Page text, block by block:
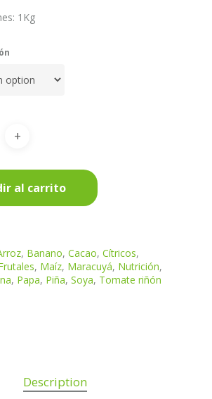
1Kg
al carrito
, Banano, Cacao, Cítricos,
, Maíz, Maracuyá, Nutrición,
, Papa, Piña, Soya, Tomate riñón
Description